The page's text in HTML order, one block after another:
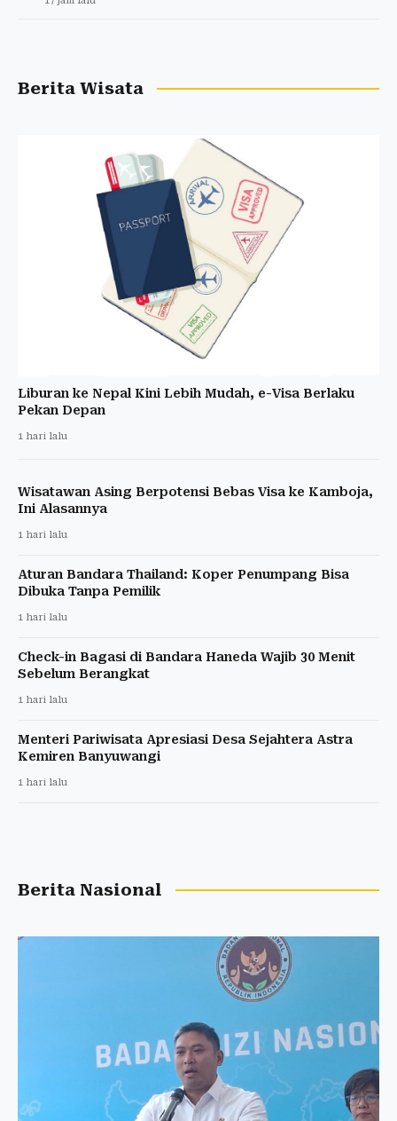
Berita Wisata
Liburan ke Nepal Kini Lebih Mudah, e-Visa Berlaku
Pekan Depan
1 hari lalu
Wisatawan Asing Berpotensi Bebas Visa ke Kamboja,
Ini Alasannya
1 hari lalu
Aturan Bandara Thailand: Koper Penumpang Bisa
Dibuka Tanpa Pemilik
1 hari lalu
Check-in Bagasi di Bandara Haneda Wajib 30 Menit
Sebelum Berangkat
1 hari lalu
Menteri Pariwisata Apresiasi Desa Sejahtera Astra
Kemiren Banyuwangi
1 hari lalu
Berita Nasional